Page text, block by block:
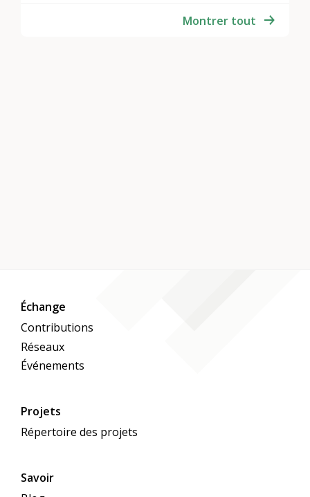
Montrer tout
Échange
Contributions
Réseaux
Événements
Projets
Répertoire des projets
Savoir